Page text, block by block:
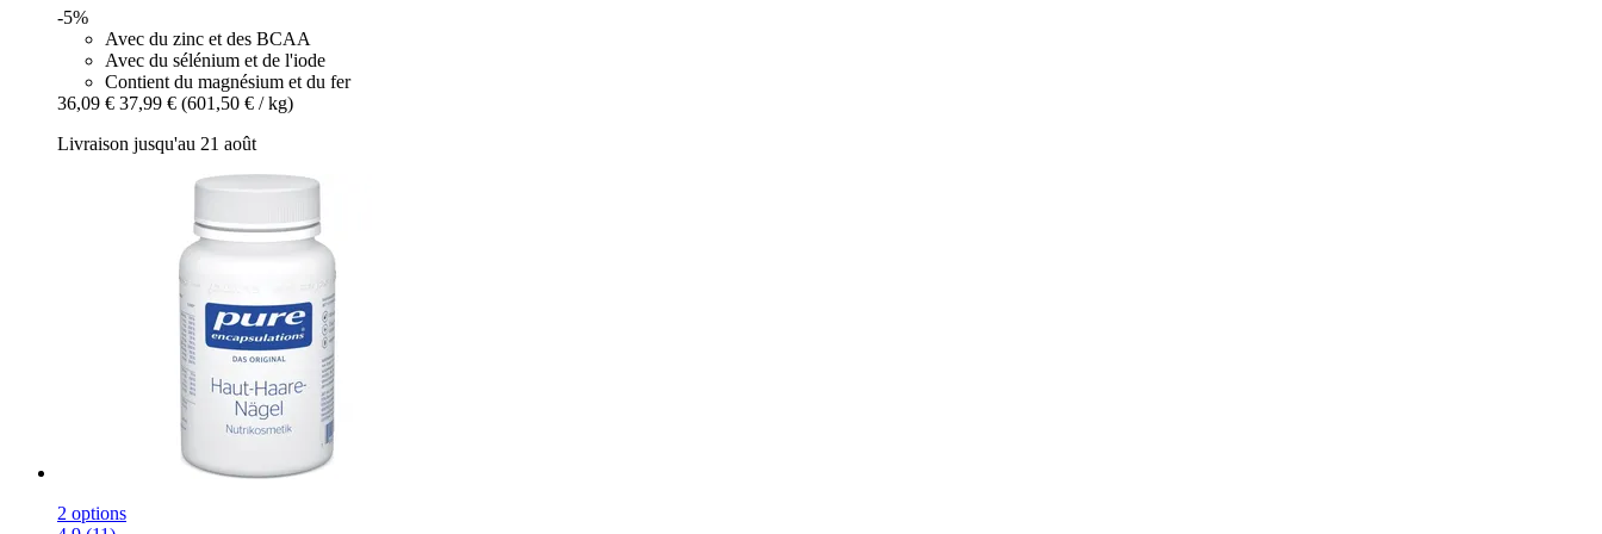
-5%
Avec du zinc et des BCAA
Avec du sélénium et de l'iode
Contient du magnésium et du fer
36,09 € 37,99 € (601,50 € / kg)
Livraison jusqu'au 21 août
2 options